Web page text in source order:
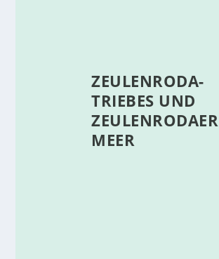
ZEULENRODA-
TRIEBES UND
ZEULENRODAER
MEER